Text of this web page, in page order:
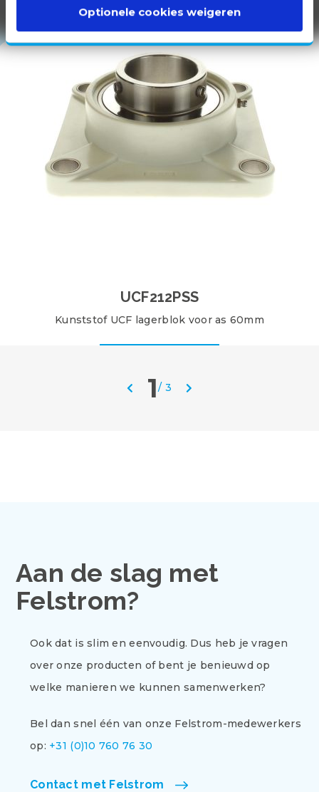
Optionele cookies weigeren
UCF212PSS
Kunststof UCF lagerblok voor as 60mm
1/ 3
Aan de slag met
Felstrom?
Ook dat is slim en eenvoudig. Dus heb je vragen
over onze producten of bent je benieuwd op
welke manieren we kunnen samenwerken?
Bel dan snel één van onze Felstrom-medewerkers
op: +31 (0)10 760 76 30
Contact met Felstrom